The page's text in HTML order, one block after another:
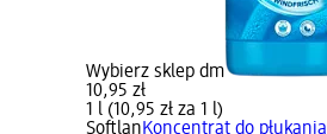
Wybierz sklep dm
10,95 zł
1 l (10,95 zł za 1 l)
SoftlanKoncentrat do płukania